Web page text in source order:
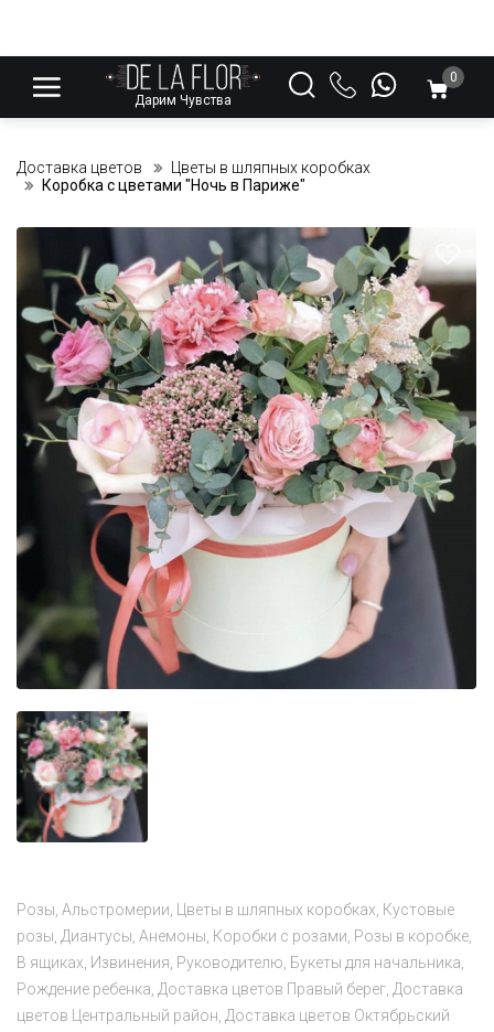
Дарим Чувства
0
Доставка цветов
Цветы в шляпных коробках
Коробка с цветами "Ночь в Париже"
Розы Альстромерии Цветы в шляпных коробках Кустовые
розы Диантусы Анемоны Коробки с розами Розы в коробке
В ящиках Извинения Руководителю Букеты для начальника
Рождение ребенка Доставка цветов Правый берег Доставка
цветов Центральный район Доставка цветов Октябрьский